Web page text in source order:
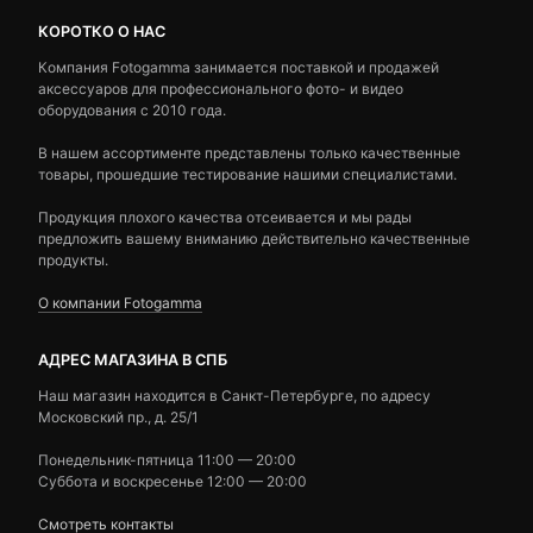
КОРОТКО О НАС
Компания Fotogamma занимается поставкой и продажей
аксессуаров для профессионального фото- и видео
оборудования с 2010 года.
В нашем ассортименте представлены только качественные
товары, прошедшие тестирование нашими специалистами.
Продукция плохого качества отсеивается и мы рады
предложить вашему вниманию действительно качественные
продукты.
О компании Fotogamma
АДРЕС МАГАЗИНА В СПБ
Наш магазин находится в Санкт-Петербурге, по адресу
Московский пр., д. 25/1
Понедельник-пятница 11:00 — 20:00
Суббота и воскресенье 12:00 — 20:00
Смотреть контакты